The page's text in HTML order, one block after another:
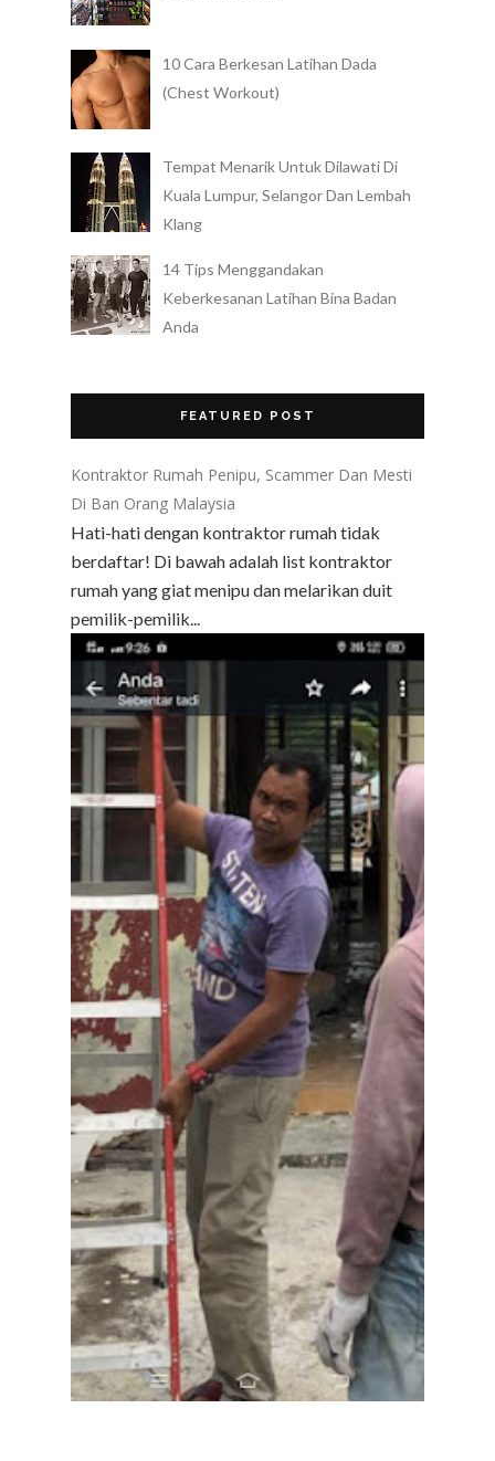
10 Cara Berkesan Latihan Dada
(Chest Workout)
Tempat Menarik Untuk Dilawati Di
Kuala Lumpur, Selangor Dan Lembah
Klang
14 Tips Menggandakan
Keberkesanan Latihan Bina Badan
Anda
FEATURED POST
Kontraktor Rumah Penipu, Scammer Dan Mesti
Di Ban Orang Malaysia
Hati-hati dengan kontraktor rumah tidak
berdaftar! Di bawah adalah list kontraktor
rumah yang giat menipu dan melarikan duit
pemilik-pemilik...